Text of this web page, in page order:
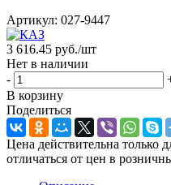
Артикул: 027-9447
3 616.45 руб./шт
Нет в наличии
-
В корзину
Поделиться
Цена действительна только
отличаться от цен в